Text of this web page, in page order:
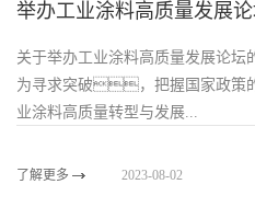
举办工业涂料高质量发展
关于举办工业涂料高质量发展论
为寻求突破，把握国家政策
业涂料高质量转型与发展...
了解更多 2023-08-02